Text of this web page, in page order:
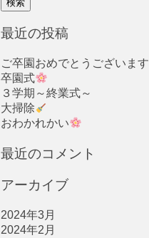
最近の投稿
ご卒園おめでとうございます
卒園式
３学期～終業式～
大掃除
おわかれかい
最近のコメント
アーカイブ
2024年3月
2024年2月